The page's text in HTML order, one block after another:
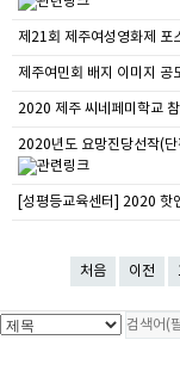
제21회 제주여성영화제 포
제주여민회 배지 이미지
2020 제주 씨네페미학교
2020년도 요망진당선작(
[성평등교육센터] 2020 핫
처음 이전